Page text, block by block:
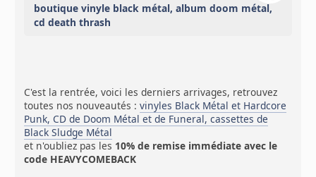
boutique vinyle black métal, album doom métal,
cd death thrash
C'est la rentrée, voici les derniers arrivages, retrouvez
toutes nos nouveautés :vinyles Black Métal et Hardcore
Punk, CD de Doom Métal et de Funeral, cassettes de
Black Sludge Métal
et n'oubliez pas les 10% de remise immédiate avec le
code HEAVYCOMEBACK